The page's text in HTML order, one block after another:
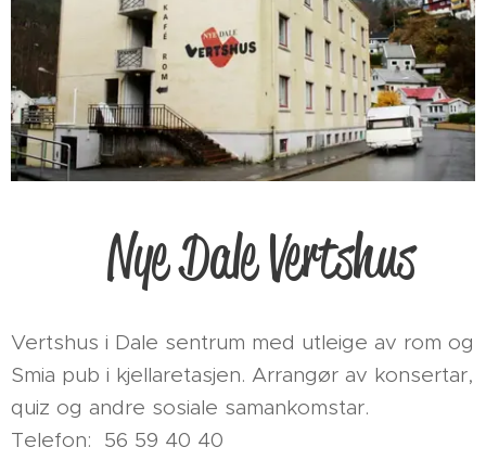
Nye Dale Vertshus
Vertshus i Dale sentrum med utleige av rom og
Smia pub i kjellaretasjen. Arrangør av konsertar,
quiz og andre sosiale samankomstar.
Telefon: 56 59 40 40